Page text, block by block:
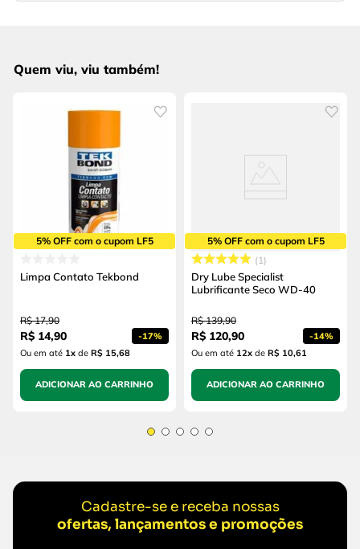
Quem viu, viu também!
5% OFF com o cupom LF5
Limpa Contato Tekbond
R$ 17,90
R$ 14,90 -17%
Ou em até 1x de R$ 15,68
ADICIONAR AO CARRINHO
5% OFF com o cupom LF5
1
Dry Lube Specialist
Lubrificante Seco WD-40
R$ 139,90
R$ 120,90 -14%
Ou em até 12x de R$ 10,61
ADICIONAR AO CARRINHO
Cadastre-se e receba nossas
ofertas, lançamentos e promoções